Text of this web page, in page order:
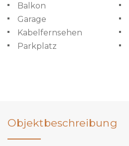
Balkon
Garage
Kabelfernsehen
Parkplatz
Objektbeschreibung